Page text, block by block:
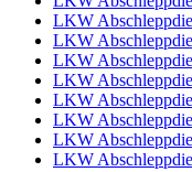
LKW
LKW
LKW
LKW
LKW
LKW
LKW
LKW